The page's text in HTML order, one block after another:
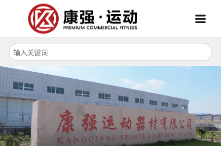
首页
关于我们
产品中心